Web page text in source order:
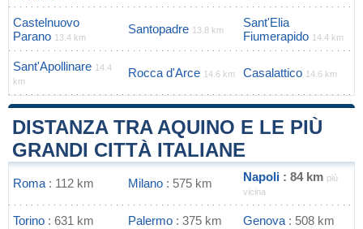
Castelnuovo
Parano 13.4 km
Santopadre 13.8 km
Sant'Elia
Fiumerapido 14.4 km
Sant'Apollinare 14.4
km
Rocca d'Arce 14.6 km Casalattico 14.6 km
DISTANZA TRA AQUINO E LE PIÙ
GRANDI CITTÀ ITALIANE
Roma : 112 km Milano : 575 km Napoli : 84 km più
vicina
Torino : 631 km Palermo : 375 km Genova : 508 km